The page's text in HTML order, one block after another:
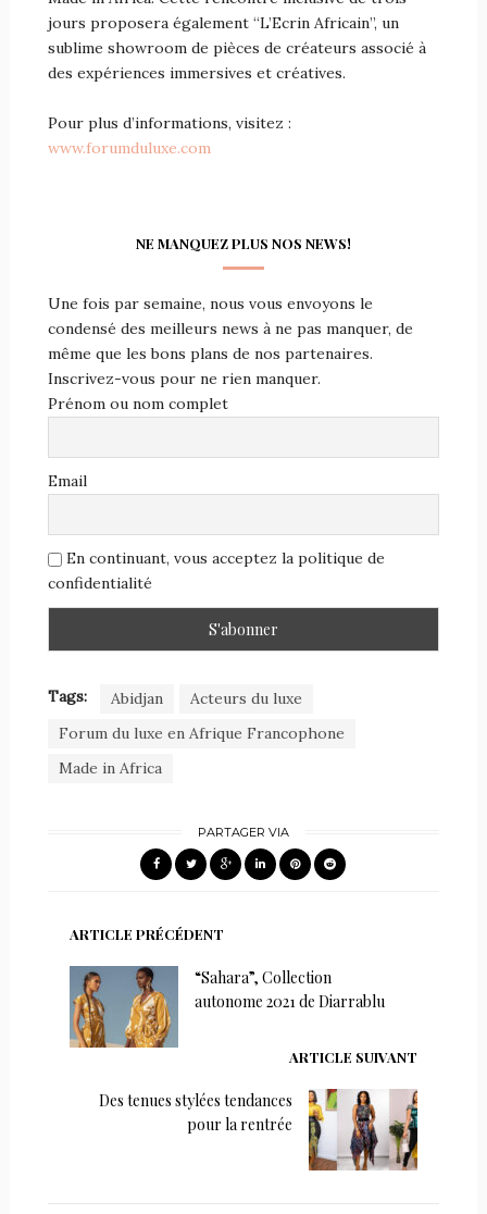
jours proposera également “L’Ecrin Africain”, un
sublime showroom de pièces de créateurs associé à
des expériences immersives et créatives.
Pour plus d’informations, visitez :
www.forumduluxe.com
NE MANQUEZ PLUS NOS NEWS!
Une fois par semaine, nous vous envoyons le
condensé des meilleurs news à ne pas manquer, de
même que les bons plans de nos partenaires.
Inscrivez-vous pour ne rien manquer.
Prénom ou nom complet
Email
En continuant, vous acceptez la politique de
confidentialité
Tags: Abidjan
Acteurs du luxe
Forum du luxe en Afrique Francophone
Made in Africa
PARTAGER VIA
ARTICLE PRÉCÉDENT
“Sahara”, Collection
autonome 2021 de Diarrablu
ARTICLE SUIVANT
Des tenues stylées tendances
pour la rentrée